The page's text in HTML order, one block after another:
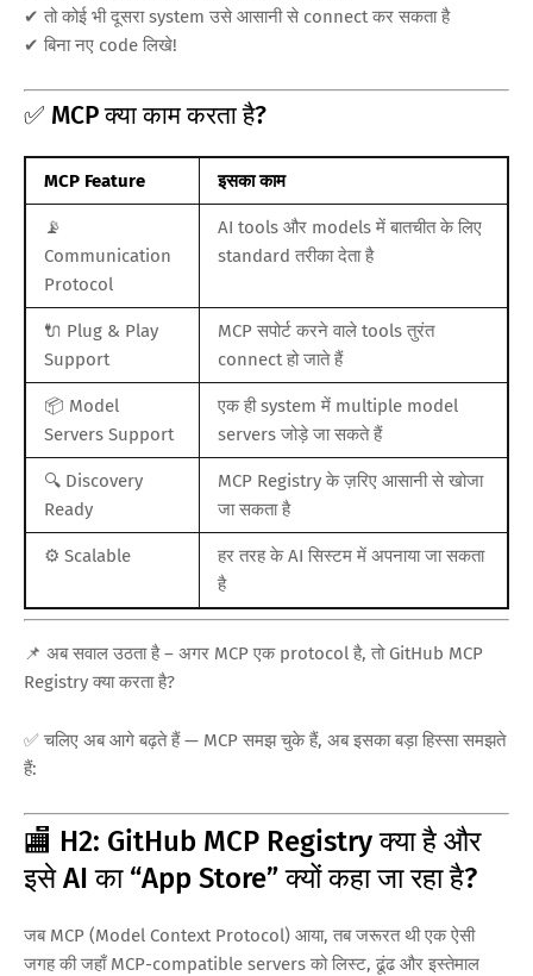
✔ तो कोई भी दूसरा system उसे आसानी से connect कर सकता है
✔ बिना नए code लिखे!
✅ MCP क्या काम करता है?
MCP Feature इसका काम
📡
Communication
Protocol
AI tools और models में बातचीत के लिए
standard तरीका देता है
🔌 Plug & Play
Support
MCP सपोर्ट करने वाले tools तुरंत
connect हो जाते हैं
📦 Model
Servers Support
एक ही system में multiple model
servers जोड़े जा सकते हैं
🔍 Discovery
Ready
MCP Registry के ज़रिए आसानी से खोजा
जा सकता है
⚙️ Scalable
हर तरह के AI सिस्टम में अपनाया जा सकता
है
📌 अब सवाल उठता है – अगर MCP एक protocol है, तो GitHub MCP
Registry क्या करता है?
✅ चलिए अब आगे बढ़ते हैं — MCP समझ चुके हैं, अब इसका बड़ा हिस्सा समझते
हैं:
🏬 H2: GitHub MCP Registry क्या है और
इसे AI का “App Store” क्यों कहा जा रहा है?
जब MCP (Model Context Protocol) आया, तब जरूरत थी एक ऐसी
जगह की जहाँ MCP-compatible servers को लिस्ट, ढूंढ और इस्तेमाल